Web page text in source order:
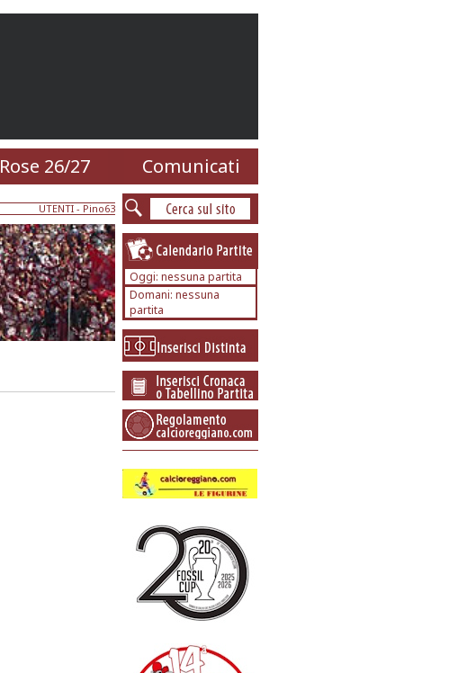
Rose 26/27 Comunicati
UTENTI - Pino63
Oggi: nessuna partita
Domani: nessuna
partita